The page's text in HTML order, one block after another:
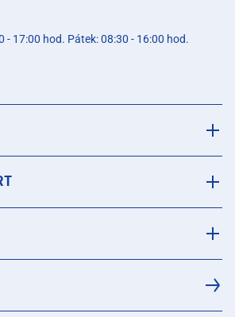
- 17:00 hod. Pátek: 08:30 - 16:00 hod.